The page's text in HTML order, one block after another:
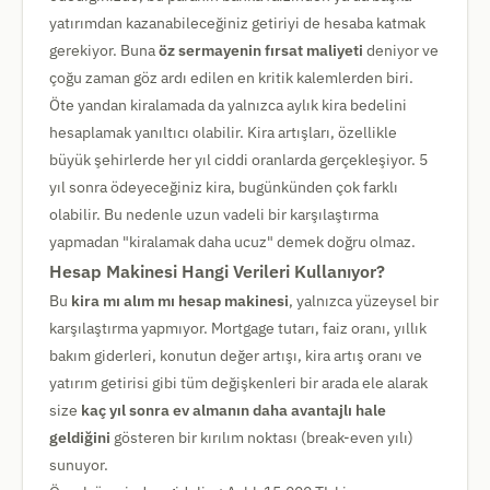
yatırımdan kazanabileceğiniz getiriyi de hesaba katmak
gerekiyor. Bunaöz sermayenin fırsat maliyeti deniyor ve
çoğu zaman göz ardı edilen en kritik kalemlerden biri.
Öte yandan kiralamada da yalnızca aylık kira bedelini
hesaplamak yanıltıcı olabilir. Kira artışları, özellikle
büyük şehirlerde her yıl ciddi oranlarda gerçekleşiyor. 5
yıl sonra ödeyeceğiniz kira, bugünkünden çok farklı
olabilir. Bu nedenle uzun vadeli bir karşılaştırma
yapmadan "kiralamak daha ucuz" demek doğru olmaz.
Hesap Makinesi Hangi Verileri Kullanıyor?
Bu kira mı alım mı hesap makinesi, yalnızca yüzeysel bir
karşılaştırma yapmıyor. Mortgage tutarı, faiz oranı, yıllık
bakım giderleri, konutun değer artışı, kira artış oranı ve
yatırım getirisi gibi tüm değişkenleri bir arada ele alarak
size kaç yıl sonra ev almanın daha avantajlı hale
geldiğini gösteren bir kırılım noktası (break-even yılı)
sunuyor.